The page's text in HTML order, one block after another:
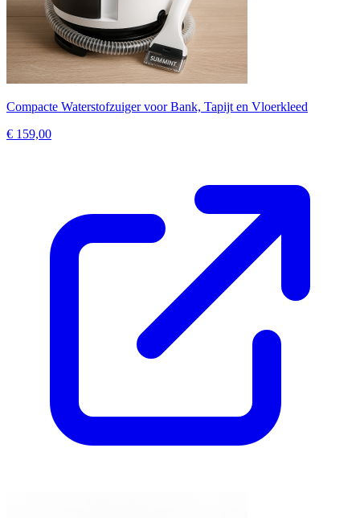
Compacte Waterstofzuiger voor Bank, Tapijt en Vloerkleed
€ 159,00